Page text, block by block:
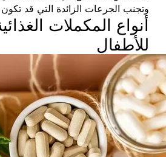
وتجنب الجرعات الزائدة التي قد
أنواع المكملات
للأطفال